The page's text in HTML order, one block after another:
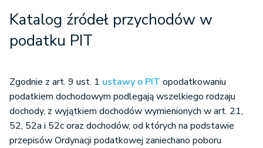
Katalog źródeł przychodów w
podatku PIT
Zgodnie z art. 9 ust. 1 ustawy o PIT opodatkowaniu
podatkiem dochodowym podlegają wszelkiego rodzaju
dochody, z wyjątkiem dochodów wymienionych w art. 21,
52, 52a i 52c oraz dochodów, od których na podstawie
przepisów Ordynacji podatkowej zaniechano poboru